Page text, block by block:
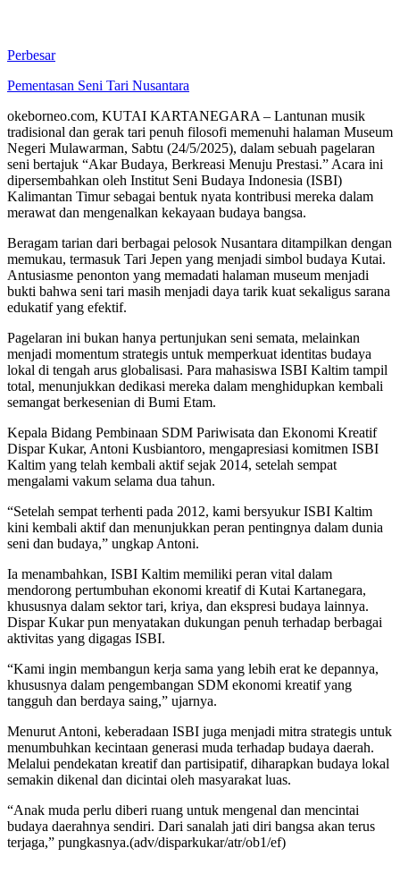
Perbesar
Pementasan Seni Tari Nusantara
okeborneo.com, KUTAI KARTANEGARA – Lantunan musik
tradisional dan gerak tari penuh filosofi memenuhi halaman Museum
Negeri Mulawarman, Sabtu (24/5/2025), dalam sebuah pagelaran
seni bertajuk “Akar Budaya, Berkreasi Menuju Prestasi.” Acara ini
dipersembahkan oleh Institut Seni Budaya Indonesia (ISBI)
Kalimantan Timur sebagai bentuk nyata kontribusi mereka dalam
merawat dan mengenalkan kekayaan budaya bangsa.
Beragam tarian dari berbagai pelosok Nusantara ditampilkan dengan
memukau, termasuk Tari Jepen yang menjadi simbol budaya Kutai.
Antusiasme penonton yang memadati halaman museum menjadi
bukti bahwa seni tari masih menjadi daya tarik kuat sekaligus sarana
edukatif yang efektif.
Pagelaran ini bukan hanya pertunjukan seni semata, melainkan
menjadi momentum strategis untuk memperkuat identitas budaya
lokal di tengah arus globalisasi. Para mahasiswa ISBI Kaltim tampil
total, menunjukkan dedikasi mereka dalam menghidupkan kembali
semangat berkesenian di Bumi Etam.
Kepala Bidang Pembinaan SDM Pariwisata dan Ekonomi Kreatif
Dispar Kukar, Antoni Kusbiantoro, mengapresiasi komitmen ISBI
Kaltim yang telah kembali aktif sejak 2014, setelah sempat
mengalami vakum selama dua tahun.
“Setelah sempat terhenti pada 2012, kami bersyukur ISBI Kaltim
kini kembali aktif dan menunjukkan peran pentingnya dalam dunia
seni dan budaya,” ungkap Antoni.
Ia menambahkan, ISBI Kaltim memiliki peran vital dalam
mendorong pertumbuhan ekonomi kreatif di Kutai Kartanegara,
khususnya dalam sektor tari, kriya, dan ekspresi budaya lainnya.
Dispar Kukar pun menyatakan dukungan penuh terhadap berbagai
aktivitas yang digagas ISBI.
“Kami ingin membangun kerja sama yang lebih erat ke depannya,
khususnya dalam pengembangan SDM ekonomi kreatif yang
tangguh dan berdaya saing,” ujarnya.
Menurut Antoni, keberadaan ISBI juga menjadi mitra strategis untuk
menumbuhkan kecintaan generasi muda terhadap budaya daerah.
Melalui pendekatan kreatif dan partisipatif, diharapkan budaya lokal
semakin dikenal dan dicintai oleh masyarakat luas.
“Anak muda perlu diberi ruang untuk mengenal dan mencintai
budaya daerahnya sendiri. Dari sanalah jati diri bangsa akan terus
terjaga,” pungkasnya.(adv/disparkukar/atr/ob1/ef)